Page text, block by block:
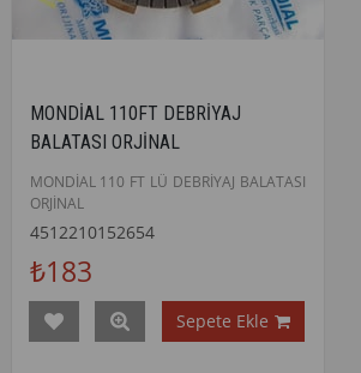
MONDİAL 110FT DEBRİYAJ
BALATASI ORJİNAL
MONDİAL 110 FT LÜ DEBRİYAJ BALATASI
ORJİNAL
4512210152654
₺183
Sepete Ekle